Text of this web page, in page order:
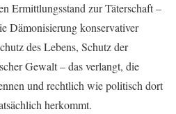
Ermittlungsstand zur Täterschaft –
Dämonisierung konservativer
des Lebens, Schutz der
Gewalt – das verlangt, die
und rechtlich wie politisch dort
herkommt.